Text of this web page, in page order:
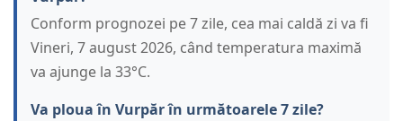
Conform prognozei pe 7 zile, cea mai caldă zi va fi
Vineri, 7 august 2026, când temperatura maximă
va ajunge la 33°C.
Va ploua în Vurpăr în următoarele 7 zile?